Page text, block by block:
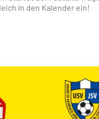
in den Kalender ein!